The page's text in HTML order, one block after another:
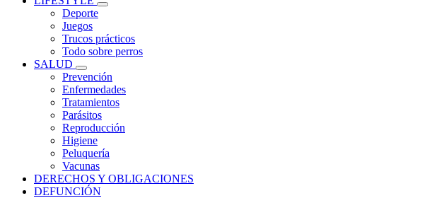
Deporte
Juegos
Trucos prácticos
Todo sobre perros
SALUD
Prevención
Enfermedades
Tratamientos
Parásitos
Reproducción
Higiene
Peluquería
Vacunas
DERECHOS Y OBLIGACIONES
DEFUNCIÓN